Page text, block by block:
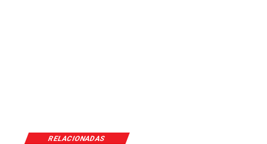
RELACIONADAS